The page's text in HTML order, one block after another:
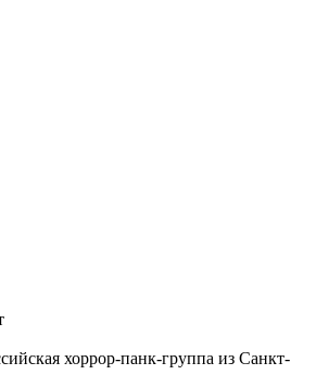
хоррор-панк-группа из Санкт-